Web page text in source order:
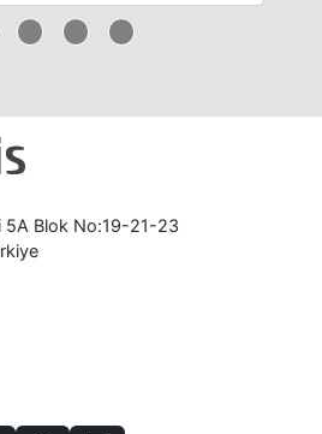
5A Blok No:19-21-23